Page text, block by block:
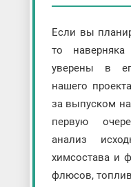
Если вы
то
уверены в
нашего
за выпуском
первую
анализ
химсостава и
флюсов,